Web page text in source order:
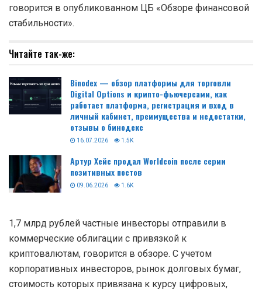
говорится в опубликованном ЦБ «Обзоре финансовой
стабильности».
Читайте так-же:
Binodex — обзор платформы для торговли
Digital Options и крипто-фьючерсами, как
работает платформа, регистрация и вход в
личный кабинет, преимущества и недостатки,
отзывы о бинодекс
16.07.2026 1.5K
Артур Хейс продал Worldcoin после серии
позитивных постов
09.06.2026 1.6K
1,7 млрд рублей частные инвесторы отправили в
коммерческие облигации с привязкой к
криптовалютам, говорится в обзоре. С учетом
корпоративных инвесторов, рынок долговых бумаг,
стоимость которых привязана к курсу цифровых,